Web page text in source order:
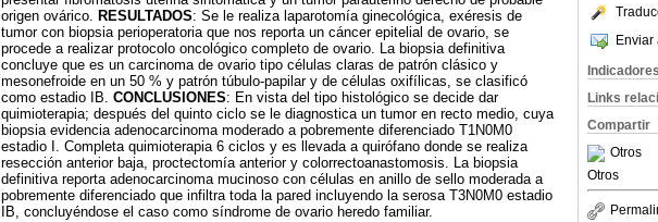
Enviar
Indicadores
Links
Compartir
Otros
Otros
origen ovárico. RESULTADOS: Se le realiza laparotomía ginecológica, exéresis de
tumor con biopsia perioperatoria que nos reporta un cáncer epitelial de ovario, se
procede a realizar protocolo oncológico completo de ovario. La biopsia definitiva
concluye que es un carcinoma de ovario tipo células claras de patrón clásico y
mesonefroide en un 50 % y patrón túbulo-papilar y de células oxifílicas, se clasificó
como estadio IB. CONCLUSIONES: En vista del tipo histológico se decide dar
quimioterapia; después del quinto ciclo se le diagnostica un tumor en recto medio, cuya
biopsia evidencia adenocarcinoma moderado a pobremente diferenciado T1N0M0
estadio I. Completa quimioterapia 6 ciclos y es llevada a quirófano donde se realiza
resección anterior baja, proctectomía anterior y colorrectoanastomosis. La biopsia
definitiva reporta adenocarcinoma mucinoso con células en anillo de sello moderada a
pobremente diferenciado que infiltra toda la pared incluyendo la serosa T3N0M0 estadio
IB, concluyéndose el caso como síndrome de ovario heredo familiar.